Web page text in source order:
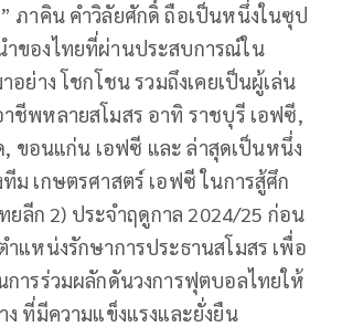
ภาคิน คำวิลัยศักดิ์ ถือเป็นหนึ่งในซุป
ำของไทยที่ผ่านประสบการณ์ใน
อย่าง โชกโชน รวมถึงเคยเป็นผู้เล่น
ชีพหลายสโมสร อาทิ ราชบุรี เอฟซี,
, ขอนแก่น เอฟซี และ ล่าสุดเป็นหนึ่ง
ม เกษตรศาสตร์ เอฟซี ในการสู้ศึก
ยลีก 2) ประจำฤดูกาล 2024/25 ก่อน
ำแหน่งรักษาการประธานสโมสร เพื่อ
การร่วมผลักดันวงการฟุตบอลไทยให้
ที่มีความแข็งแรงและยั่งยืน